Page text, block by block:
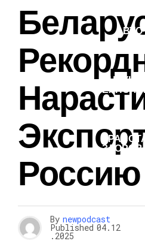
АВТО
НАУКА И
Россию
By newpodcast
Published 04.12
.2025